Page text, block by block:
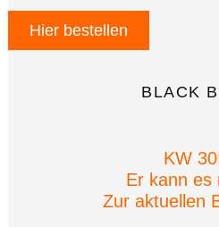
Hier bestellen
BLACK
KW
Er kann es
Zur aktuellen